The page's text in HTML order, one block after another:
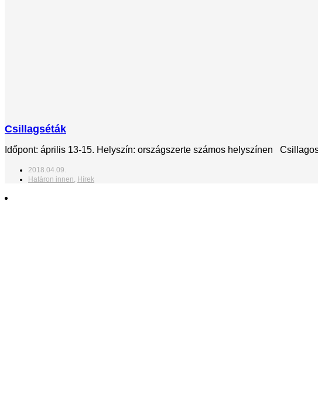
Csillagséták
Időpont: április 13-15. Helyszín: országszerte számos helyszínen
2018.04.09.
Határon innen, Hírek